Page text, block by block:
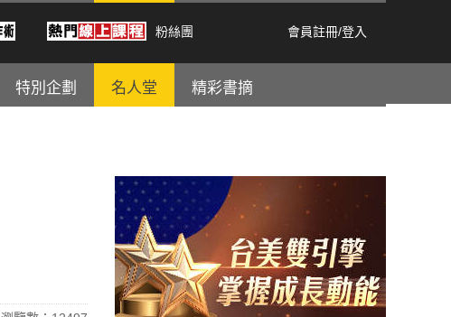
粉絲團 會員註冊/登入
特別企劃 名人堂 精彩書摘